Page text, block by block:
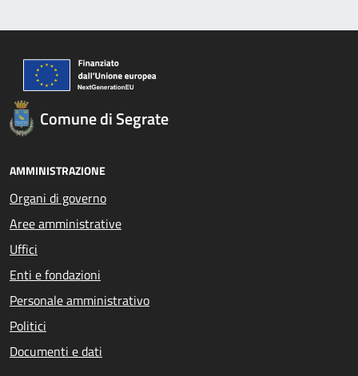
Comune di Segrate
AMMINISTRAZIONE
Organi di governo
Aree amministrative
Uffici
Enti e fondazioni
Personale amministrativo
Politici
Documenti e dati